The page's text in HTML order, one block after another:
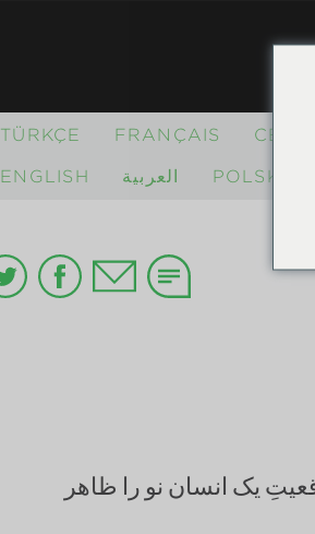
FRANÇAIS
TÜRKÇE
POLSKI العربية ENGLISH
یک انسان نو را ظاهر